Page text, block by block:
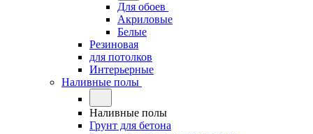
Для обоев
Акриловые
Белые
Резиновая
для потолков
Интерьерные
Наливные полы
Наливные полы
Грунт для бетона